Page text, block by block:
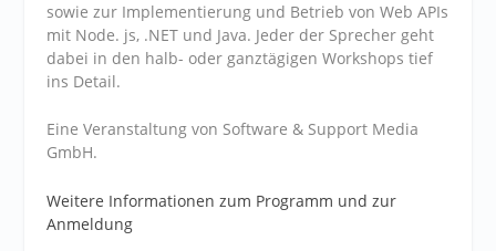
sowie zur Implementierung und Betrieb von Web APIs
mit Node. js, .NET und Java. Jeder der Sprecher geht
dabei in den halb- oder ganztägigen Workshops tief
ins Detail.
Eine Veranstaltung von Software & Support Media
GmbH.
Weitere Informationen zum Programm und zur
Anmeldung